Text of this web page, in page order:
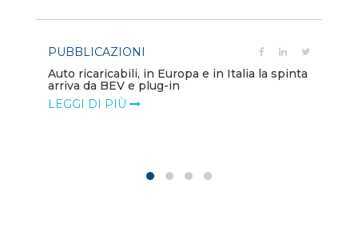
PUBBLICAZIONI
Auto ricaricabili, in Europa e in Italia la spinta
arriva da BEV e plug-in
LEGGI DI PIÙ